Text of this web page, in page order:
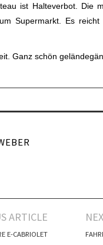
ist Halteverbot. Die
Supermarkt. Es
Ganz schön
ARTICLE
E-CABRIOLET